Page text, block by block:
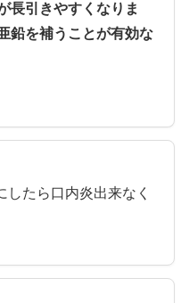
長引きやすくなりま
鉛を補うことが有効な
したら口内炎出来なく